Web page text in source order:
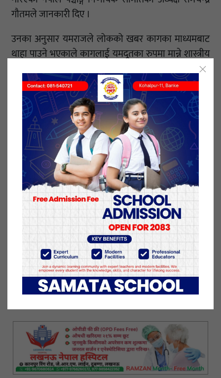
गौतमले जानकारी दिए ।
उनका अनुसार यमराजले लोकको खबर कागका माध्यमबाट
थाहा पाउने भएकाले कागलाई यमदूतका रुपमा मान्ने शास्त्रीय
विधान छ । कागले यमराजसमक्ष राम्रो खबर लगिदियोस् भनेर
आजका दिन कागलाई मीठो–मीठो खान दिई खुसी पार्ने
गरिएको हो ।
लोक व्यवहारमा काग घरमा आई कराएमा शुभ बोल, शुभ बोल
भनी भन्ने प्रचलनसमेत छ । काग घरवरपर आई कराएमा उसले
केही खबर लिएर आएको विश्वाससमेत गर्ने गरिन्छ । लोकमा
उक्ति छ– ‘काकेन दधि भक्षितम्’ अर्थात् कागलाई दहीभात
मीठो लाग्छ ।
आजको दिन कागलाई दहीभात खुवाएमा यमराजसमक्ष राम्रो
सन्देश लगिदिने विश्वास गरिन्छ । यस अवसरमा कागेश्वरी
मनोहरा नगरपालिका–१ स्थित कागेश्वरी महादेव मन्दिरमा
आज विशेष पूजा आराधना हुने गर्छ । यसै गरी
हनुमानढोकास्थित कागेश्वरी मन्दिरमा पनि कागको विशेष
पूजाआराधना गरिन्छ । कान्तिपुर